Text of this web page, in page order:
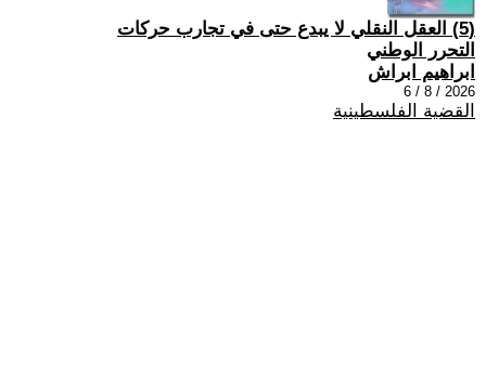
(5) العقل النقلي لا يبدع حتى في تجارب حركات
التحرر الوطني
ابراهيم ابراش
2026 / 8 / 6
القضية الفلسطينية